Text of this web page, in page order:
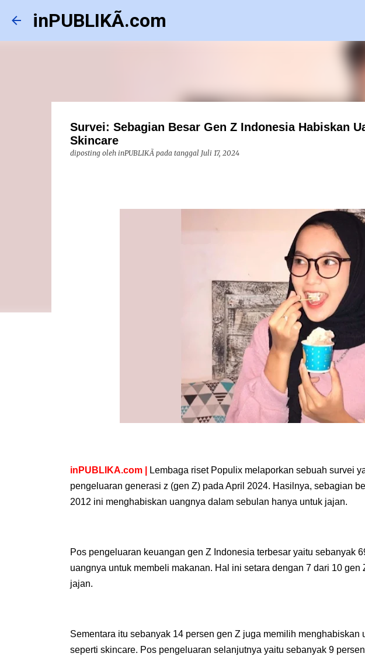
inPUBLIKÃ.com
Survei: Sebagian Besar Gen Z Indonesia Habiskan
Skincare
diposting oleh inPUBLIKÃ pada tanggal Juli 17, 2024
inPUBLIKA.com |
Lembaga riset Populix melaporkan sebuah survei
pengeluaran generasi z (gen Z) pada April 2024. Hasilnya, sebagian
2012 ini menghabiskan uangnya dalam sebulan hanya untuk jajan.
Pos pengeluaran keuangan gen Z Indonesia terbesar yaitu sebanyak
uangnya untuk membeli makanan. Hal ini setara dengan 7 dari 10
jajan.
Sementara itu sebanyak 14 persen gen Z juga memilih
seperti skincare. Pos pengeluaran selanjutnya yaitu sebanyak 9